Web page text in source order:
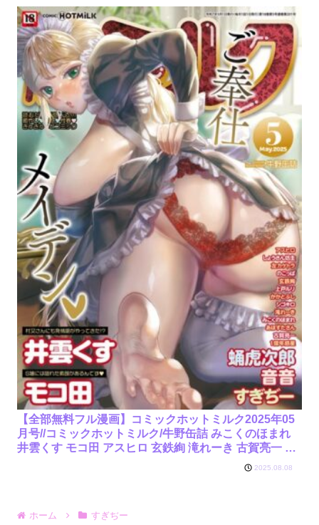
わりにんげん 忘れられたうさぎ/s011akamj02225
【全部無料フル漫画】コミックホットミルク2025年05
月号//コミックホットミルク/牛野缶詰 みこくのほまれ
井雲くす モコ田 アスヒロ 玄鉄絢 滝れーき 古賀亮一 音
音 蛹虎次郎 のこっぱ 左カゲトラ しょうさん坊主 すぎ
2025.08.08
ホーム すぎぢー